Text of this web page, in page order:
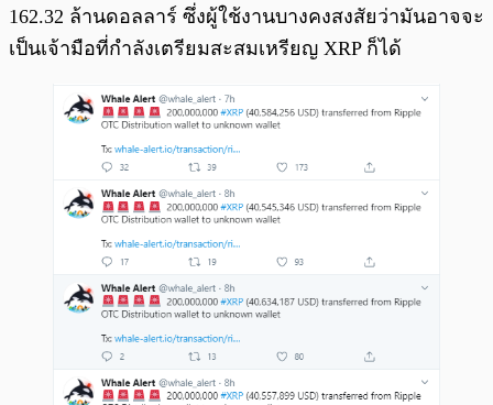
162.32 ล้านดอลลาร์ ซึ่งผู้ใช้งานบางคงสงสัยว่ามันอาจจะ
เป็นเจ้ามือที่กำลังเตรียมสะสมเหรียญ XRP ก็ได้